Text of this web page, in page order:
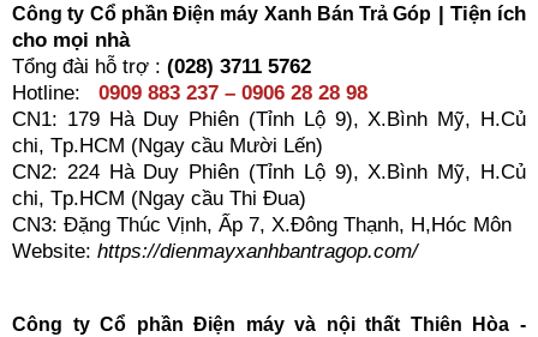
Công ty Cổphần Điện máy Xanh Bán Trả Góp | Tiện ích
cho mọi nhà
Tổng đài hỗ trợ : (028) 3711 5762
Hotline: 0909 883 237 – 0906 28 28 98
CN1: 179 Hà Duy Phiên (Tỉnh Lộ 9), X.Bình Mỹ, H.Củ
chi, Tp.HCM (Ngay cầu Mười Lến)
CN2: 224 Hà Duy Phiên (Tỉnh Lộ 9), X.Bình Mỹ, H.Củ
chi, Tp.HCM (Ngay cầu Thi Đua)
CN3: Đặng Thúc Vịnh, Ấp 7, X.Đông Thạnh, H,Hóc Môn
Website: https://dienmayxanhbantragop.com/
Công ty Cổ phần Điện máyvà nội thất Thiên Hòa -